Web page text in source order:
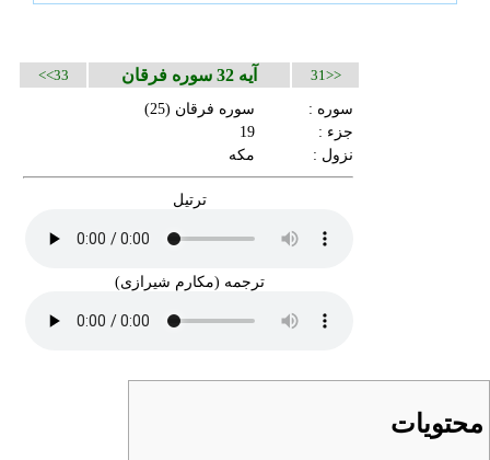
<<31 آیه 32 سوره فرقان 33>>
سوره : سوره فرقان (25)
جزء :
19
نزول :
مکه
ترتیل
ترجمه (مکارم شیرازی)
محتویات